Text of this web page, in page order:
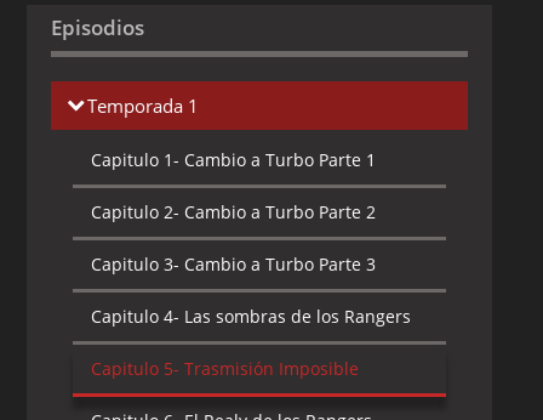
Episodios
Temporada 1
Capitulo 1- Cambio a Turbo Parte 1
Capitulo 2- Cambio a Turbo Parte 2
Capitulo 3- Cambio a Turbo Parte 3
Capitulo 4- Las sombras de los Rangers
Capitulo 5- Trasmisión Imposible